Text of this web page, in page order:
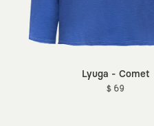
Lyuga - Comet
$ 69